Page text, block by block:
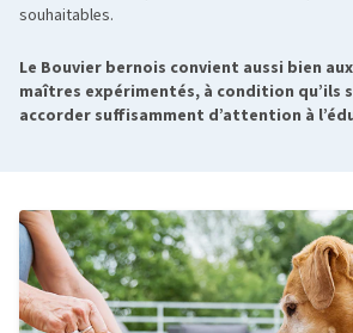
souhaitables.
Le Bouvier bernois convient aussi bien
maîtres expérimentés, à condition qu’ils
accorder suffisamment d’attention à